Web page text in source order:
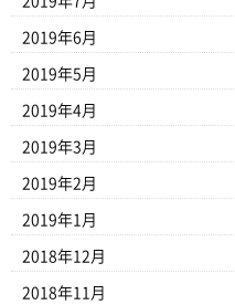
2019年6月
2019年5月
2019年4月
2019年3月
2019年2月
2019年1月
2018年12月
2018年11月